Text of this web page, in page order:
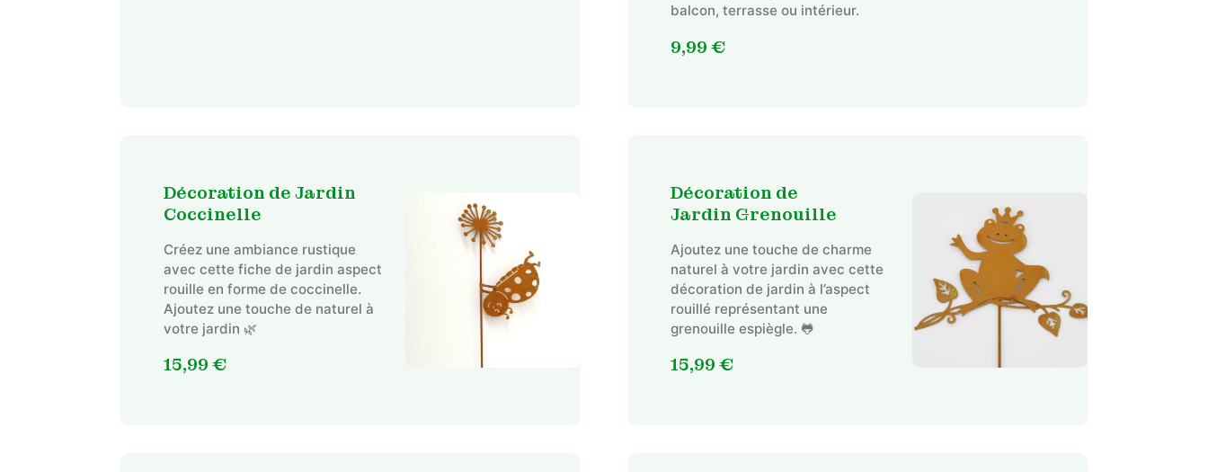
balcon, terrasse ou intérieur.
9,99 €
Décoration de Jardin
Coccinelle
Créez une ambiance rustique
avec cette fiche de jardin aspect
rouille en forme de coccinelle.
Ajoutez une touche de naturel à
votre jardin 🌿
15,99 €
Décoration de
Jardin Grenouille
Ajoutez une touche de charme
naturel à votre jardin avec cette
décoration de jardin à l’aspect
rouillé représentant une
grenouille espiègle. 🐸
15,99 €